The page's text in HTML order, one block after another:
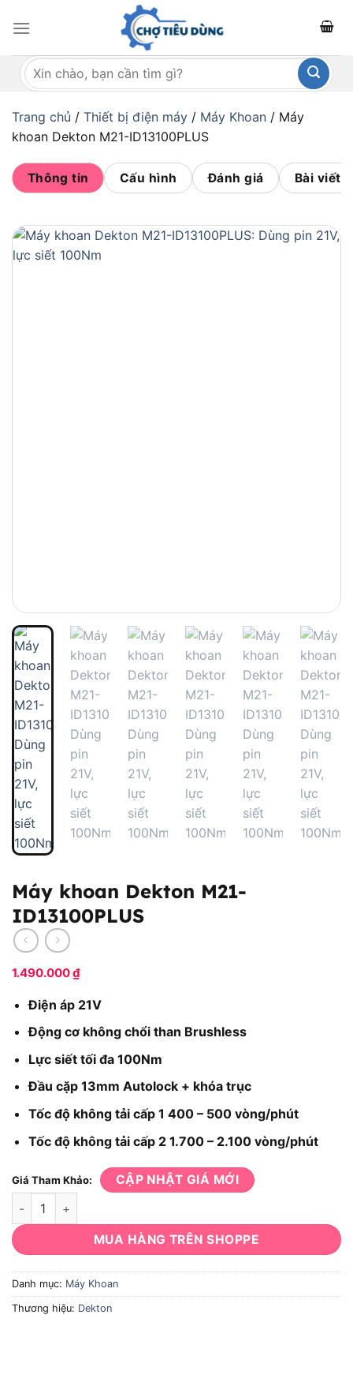
qua
dungTìm
kiếm:
Trang chủ / Thiết bị điện máy / Máy Khoan / Máy
khoan Dekton M21-ID13100PLUS
Thông tin Cấu hình Đánh giá Bài viết
Máy khoan Dekton M21-
ID13100PLUS
1.490.000₫
Điện áp 21V
Động cơ không chổi than Brushless
Lực siết tối đa 100Nm
Đầu cặp 13mm Autolock + khóa trục
Tốc độ không tải cấp 1 400 – 500 vòng/phút
Tốc độ không tải cấp 2 1.700 – 2.100 vòng/phút
Giá Tham Khảo: CẬP NHẬT GIÁ MỚI
Máy khoan Dekton M21-ID13100PLUS số lượng
MUA HÀNG TRÊN SHOPPE
Danh mục: Máy Khoan
Thương hiệu: Dekton